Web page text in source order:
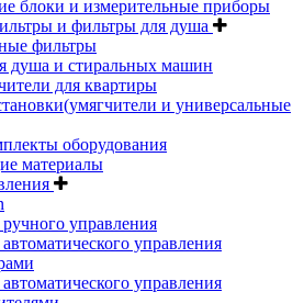
блоки и измерительные приборы
и фильтры для душа
фильтры
душа и стиральных машин
для квартиры
и универсальные
оборудования
материалы
управления
управления
управления